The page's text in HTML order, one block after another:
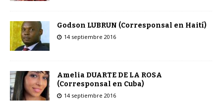
Godson LUBRUN (Corresponsal en Haití)
14 septiembre 2016
Amelia DUARTE DE LA ROSA
(Corresponsal en Cuba)
14 septiembre 2016